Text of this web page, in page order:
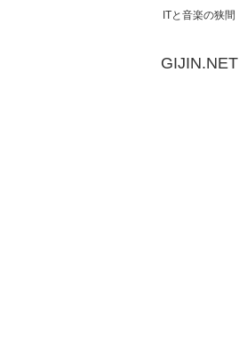
ITと音楽の狭間
GIJIN.NET